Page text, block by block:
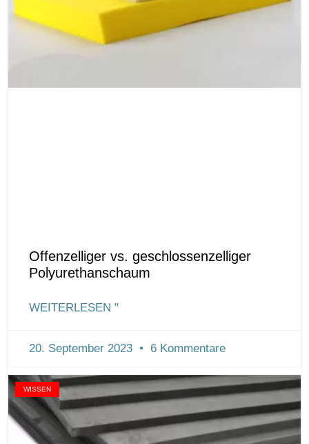
Offenzelliger vs. geschlossenzelliger
Polyurethanschaum
WEITERLESEN "
20. September 2023 6 Kommentare
WISSEN